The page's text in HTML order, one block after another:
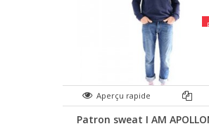
Aperçu rapide
Patron sweat I AM